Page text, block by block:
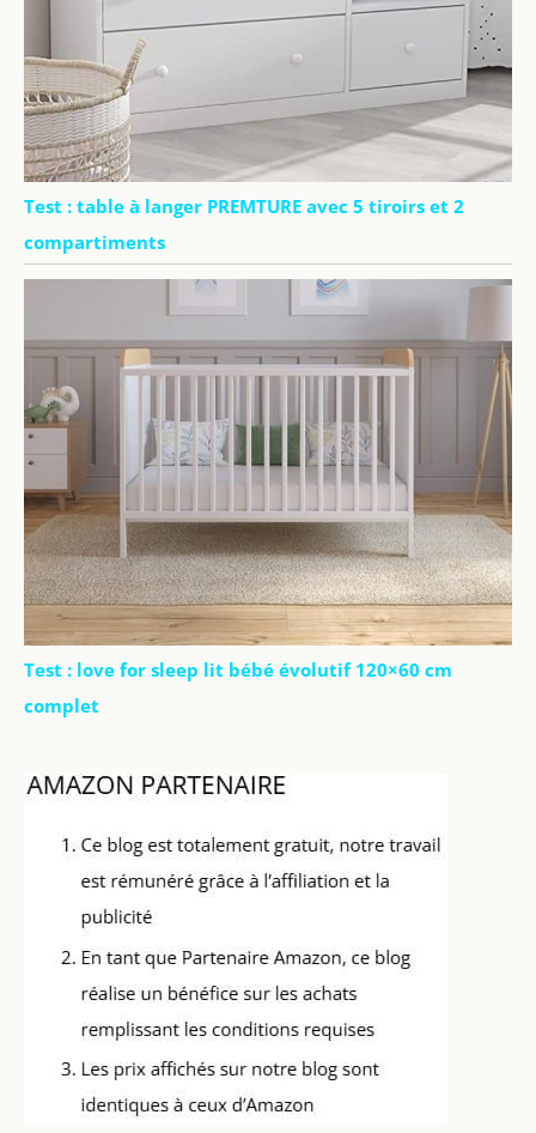
Test : table à langer PREMTURE avec 5 tiroirs et 2
compartiments
Test : love for sleep lit bébé évolutif 120×60 cm
complet